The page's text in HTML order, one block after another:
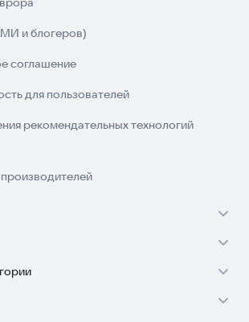
и блогеров)
соглашение
для пользователей
рекомендательных технологий
на TV
на телефон
в машину